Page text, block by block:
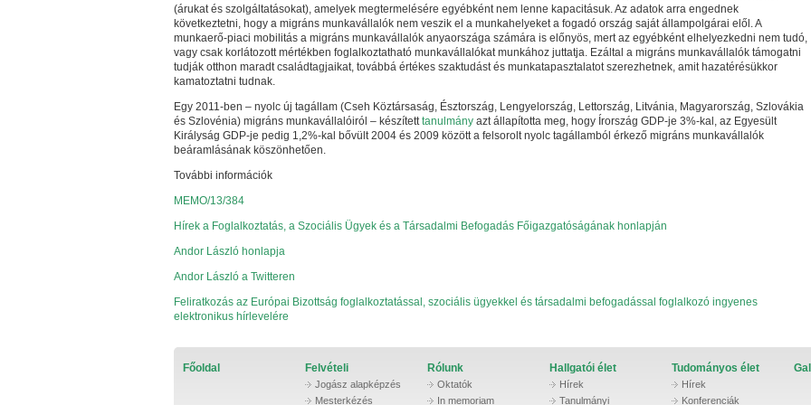
(árukat és szolgáltatásokat), amelyek megtermelésére egyébként nem lenne kapacitásuk. Az adatok arra engednek
következtetni, hogy a migráns munkavállalók nem veszik el a munkahelyeket a fogadó ország saját állampolgárai elől. A
munkaerő-piaci mobilitás a migráns munkavállalók anyaországa számára is előnyös, mert az egyébként elhelyezkedni nem tudó,
vagy csak korlátozott mértékben foglalkoztatható munkavállalókat munkához juttatja. Ezáltal a migráns munkavállalók támogatni
tudják otthon maradt családtagjaikat, továbbá értékes szaktudást és munkatapasztalatot szerezhetnek, amit hazatérésükkor
kamatoztatni tudnak.
Egy 2011-ben – nyolc új tagállam (Cseh Köztársaság, Észtország, Lengyelország, Lettország, Litvánia, Magyarország, Szlovákia
és Szlovénia) migráns munkavállalóiról – készítetttanulmány azt állapította meg, hogy Írország GDP-je 3%-kal, az Egyesült
Királyság GDP-je pedig 1,2%-kal bővült 2004 és 2009 között a felsorolt nyolc tagállamból érkező migráns munkavállalók
beáramlásának köszönhetően.
További információk
MEMO/13/384
Hírek a Foglalkoztatás, a Szociális Ügyek és a Társadalmi Befogadás Főigazgatóságának honlapján
Andor László honlapja
Andor László a Twitteren
Feliratkozás az Európai Bizottság foglalkoztatással, szociális ügyekkel és társadalmi befogadással foglalkozó ingyenes
elektronikus hírlevelére
Főoldal Felvételi
Jogász alapképzés
Mesterkézés
Rólunk
Oktatók
In memoriam
Hallgatói élet
Hírek
Tanulmányi
Tudományos élet
Hírek
Konferenciák